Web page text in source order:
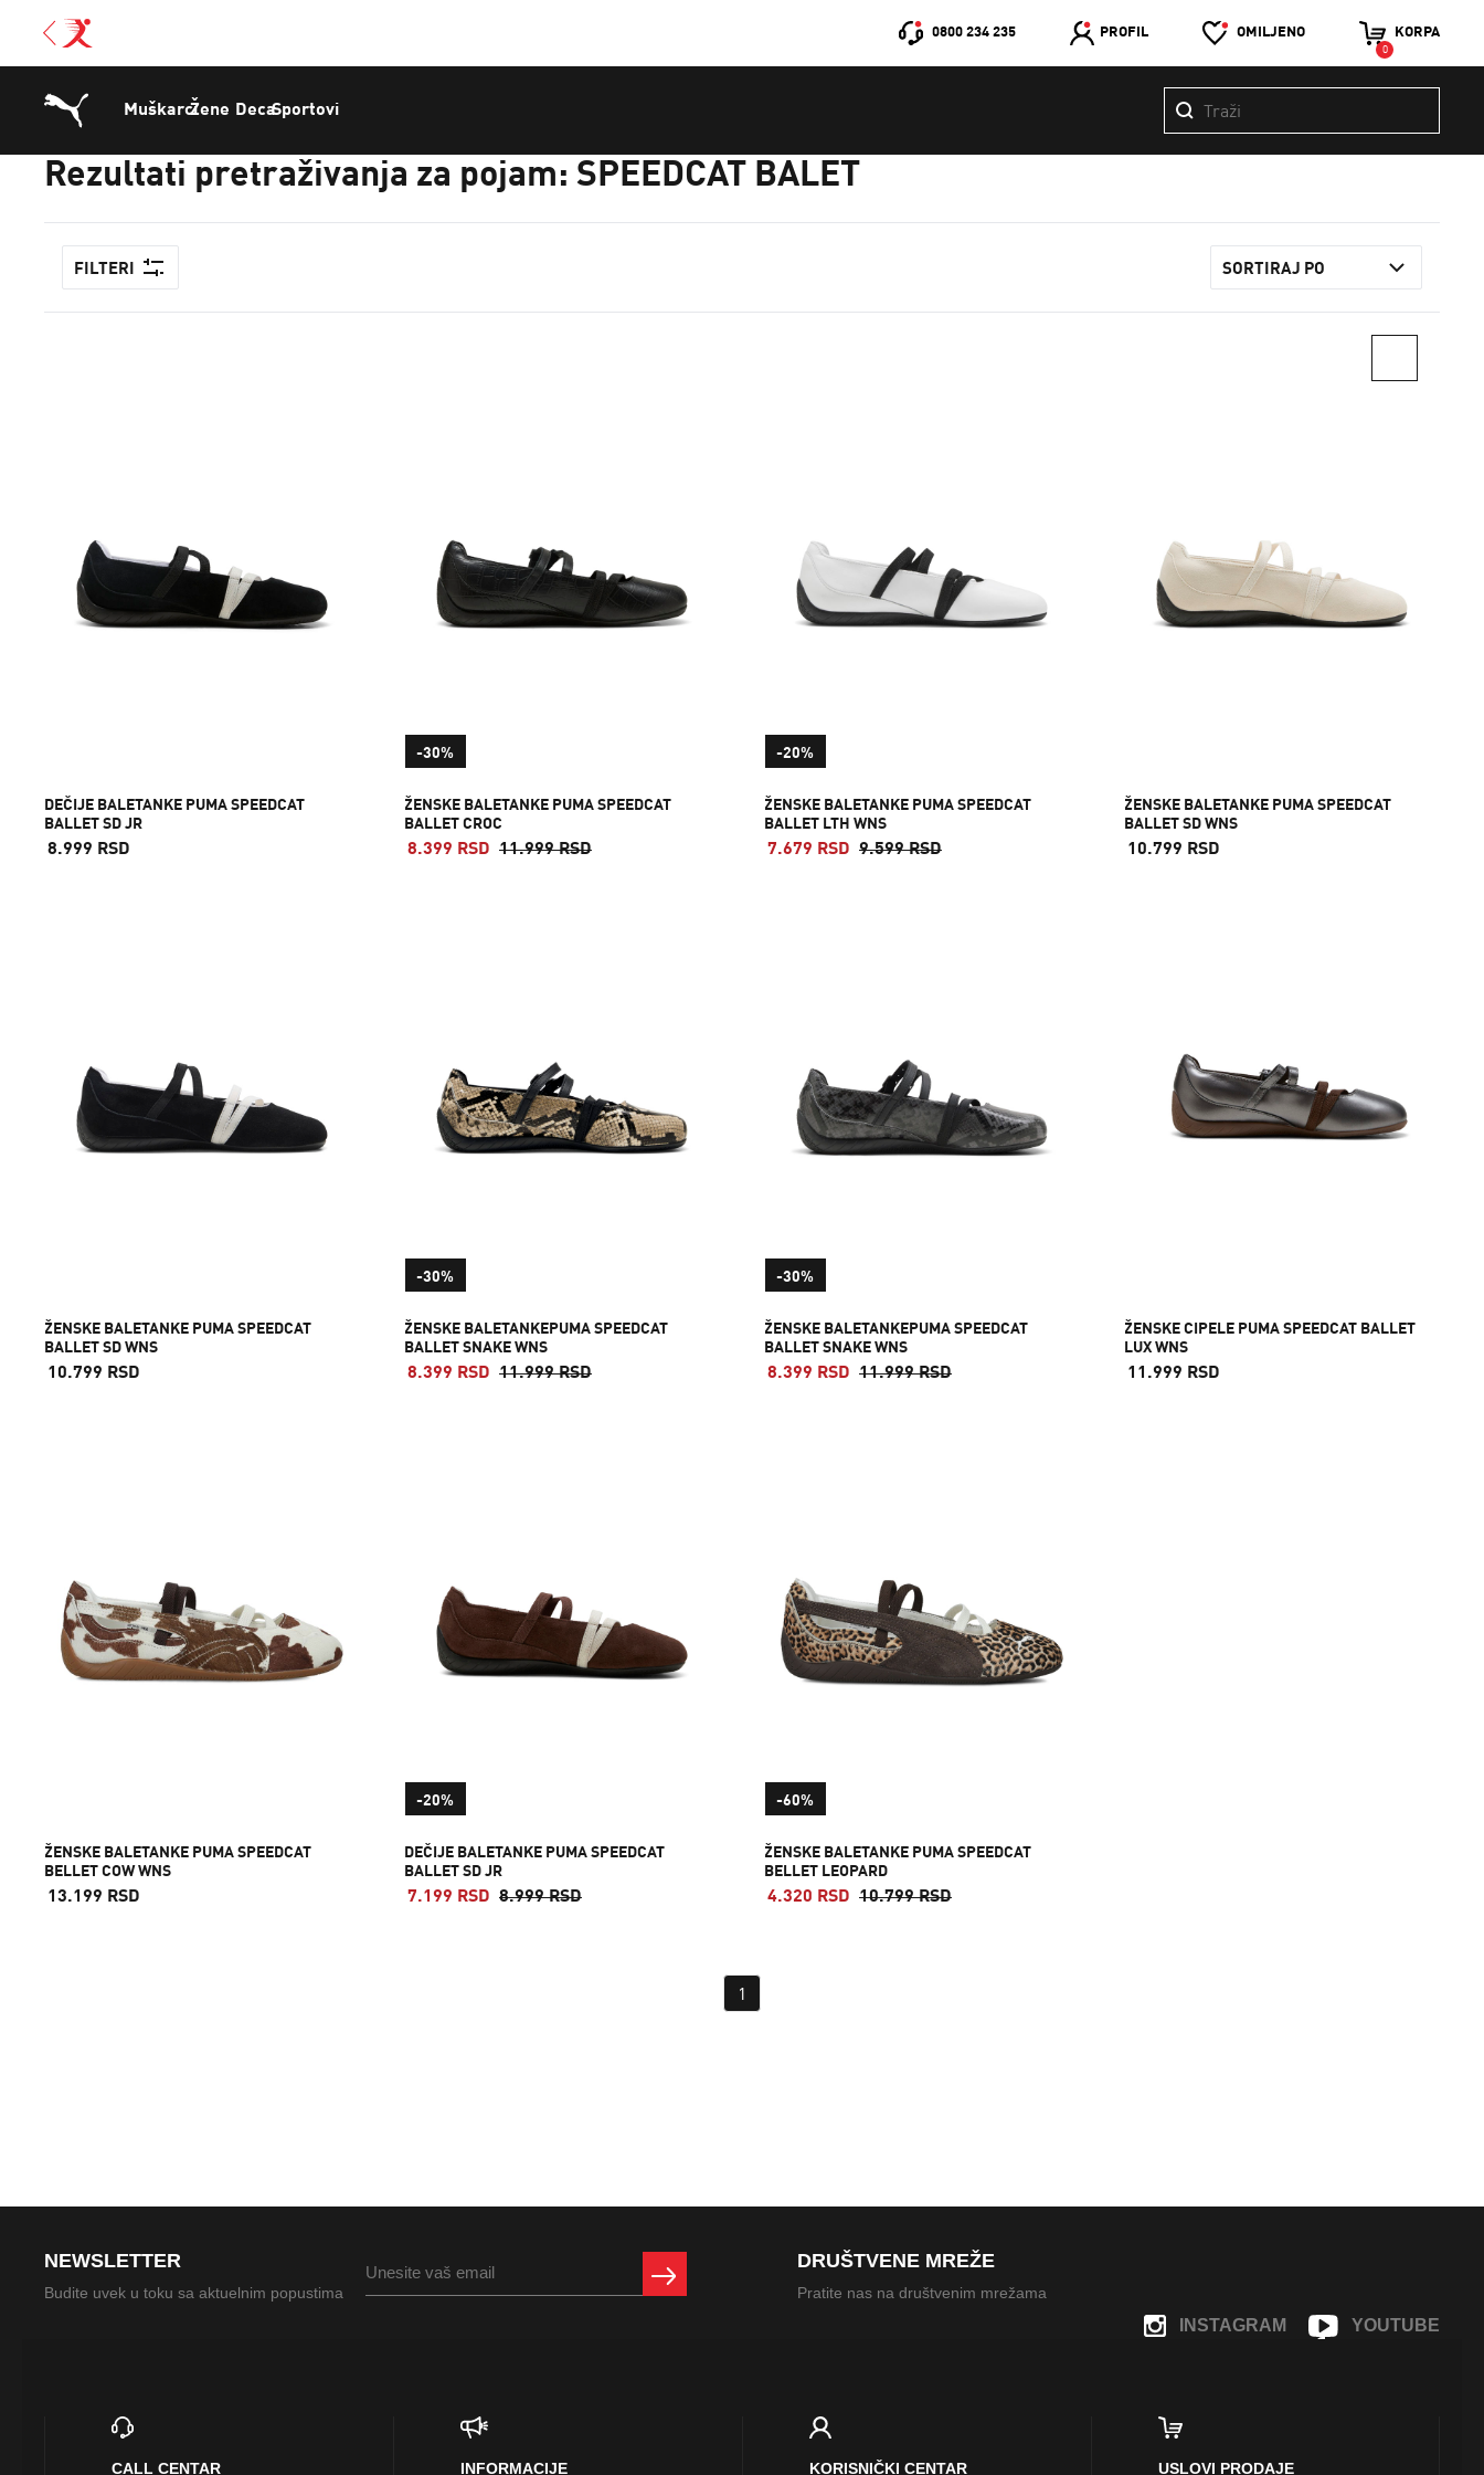
0800 234 235 PROFIL OMILJENO KORPA
0
MuškarciŽene DecaSportovi
Rezultati pretraživanja za pojam: SPEEDCAT BALET
FILTERI SORTIRAJ PO
DEČIJE BALETANKE PUMA SPEEDCAT
BALLET SD JR
8.999 RSD
ŽENSKE BALETANKE PUMA SPEEDCAT
BALLET CROC
8.399 RSD 11.999 RSD
-30%
ŽENSKE BALETANKE PUMA SPEEDCAT
BALLET LTH WNS
7.679 RSD 9.599 RSD
-20%
ŽENSKE BALETANKE PUMA SPEEDCAT
BALLET SD WNS
10.799 RSD
ŽENSKE BALETANKE PUMA SPEEDCAT
BALLET SD WNS
10.799 RSD
ŽENSKE BALETANKEPUMA SPEEDCAT
BALLET SNAKE WNS
8.399 RSD 11.999 RSD
-30%
ŽENSKE BALETANKEPUMA SPEEDCAT
BALLET SNAKE WNS
8.399 RSD 11.999 RSD
-30%
ŽENSKE CIPELE PUMA SPEEDCAT BALLET
LUX WNS
11.999 RSD
ŽENSKE BALETANKE PUMA SPEEDCAT
BELLET COW WNS
13.199 RSD
DEČIJE BALETANKE PUMA SPEEDCAT
BALLET SD JR
7.199 RSD 8.999 RSD
-20%
ŽENSKE BALETANKE PUMA SPEEDCAT
BELLET LEOPARD
4.320 RSD 10.799 RSD
-60%
1
NEWSLETTER
Budite uvek u toku sa aktuelnim popustima
DRUŠTVENE MREŽE
Pratite nas na društvenim mrežama
YOUTUBE
INSTAGRAM
CALL CENTAR INFORMACIJE KORISNIČKI CENTAR USLOVI PRODAJE